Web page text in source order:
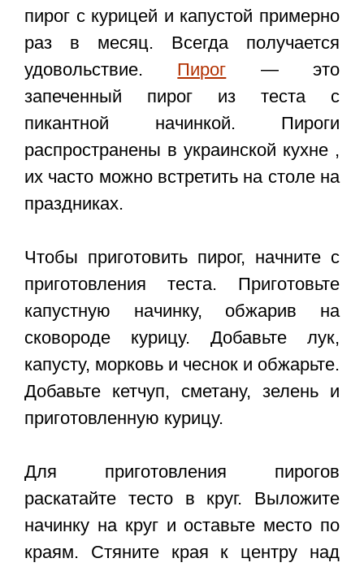
пирог с курицей и капустой примерно
раз в месяц. Всегда получается
удовольствие. Пирог — это
запеченный пирог из теста с
пикантной начинкой. Пироги
распространены в украинской кухне ,
их часто можно встретить на столе на
праздниках.
Чтобы приготовить пирог, начните с
приготовления теста. Приготовьте
капустную начинку, обжарив на
сковороде курицу. Добавьте лук,
капусту, морковь и чеснок и обжарьте.
Добавьте кетчуп, сметану, зелень и
приготовленную курицу.
Для приготовления пирогов
раскатайте тесто в круг. Выложите
начинку на круг и оставьте место по
краям. Стяните края к центру над